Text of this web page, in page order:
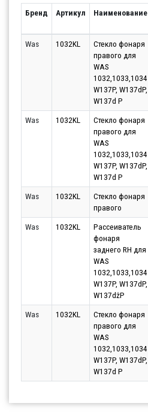
Бренд Артикул Наименование
Was 1032KL
Стекло фонаря
правого для
WAS
1032,1033,1034
W137P, W137dP,
W137d P
Was 1032KL
Стекло фонаря
правого для
WAS
1032,1033,1034
W137P, W137dP,
W137d P
Was 1032KL
Стекло фонаря
правого
Was 1032KL
Рассеиватель
фонаря
заднего RH для
WAS
1032,1033,1034
W137P, W137dP,
W137dżP
Was 1032KL
Стекло фонаря
правого для
WAS
1032,1033,1034
W137P, W137dP,
W137d P